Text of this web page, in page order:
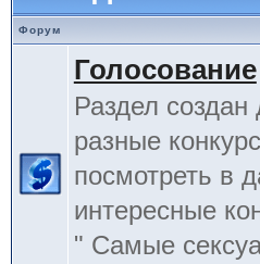
Форум
Голосование
Раздел
разные
посмотреть в
интересные
" Самые